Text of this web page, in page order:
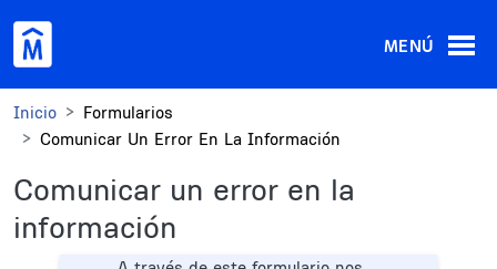
MENÚ
Inicio
Formularios
Comunicar Un Error En La Información
Comunicar un error en la
información